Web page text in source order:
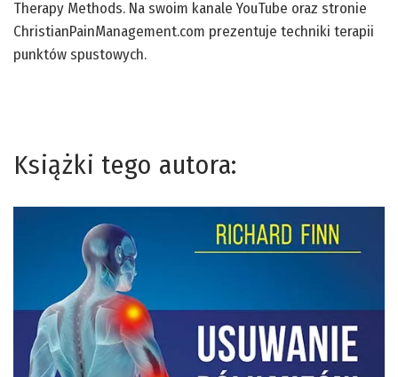
Therapy Methods. Na swoim kanale YouTube oraz stronie
ChristianPainManagement.com prezentuje techniki terapii
punktów spustowych.
Książki tego autora: